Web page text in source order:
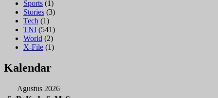
Sports (1)
Stories (3)
Tech (1)
TNI (541)
World (2)
X-File (1)
Kalendar
Agustus 2026